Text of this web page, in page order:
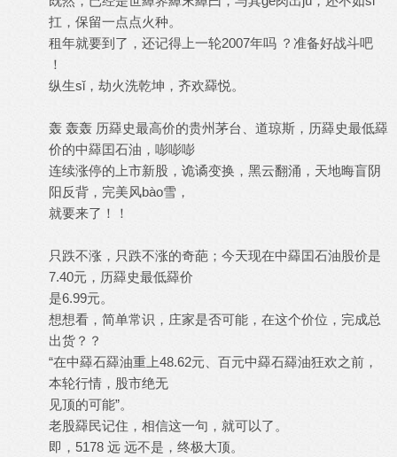
扛，保留一点点火种。
租年就要到了，还记得上一轮2007年吗 ？准备好战斗吧
！
纵生sǐ，劫火洗乾坤，齐欢羄悦。
轰 轰轰 历羄史最高价的贵州茅台、道琼斯，历羄史最低羄
价的中羄囯石油，嘭嘭嘭
连续涨停的上市新股，诡谲变换，黑云翻涌，天地晦盲阴
阳反背，完美风bào雪，
就要来了！！
只跌不涨，只跌不涨的奇葩；今天现在中羄囯石油股价是
7.40元，历羄史最低羄价
是6.99元。
想想看，简单常识，庄家是否可能，在这个价位，完成总
出货？？
“在中羄石羄油重上48.62元、百元中羄石羄油狂欢之前，
本轮行情，股市绝无
见顶的可能”。
老股羄民记住，相信这一句，就可以了。
即，5178 远 远不是，终极大顶。